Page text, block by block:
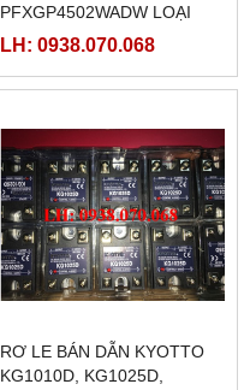
PFXGP4502WADW LOẠI
10INCH
LH: 0938.070.068
RƠ LE BÁN DẪN KYOTTO
KG1010D, KG1025D,